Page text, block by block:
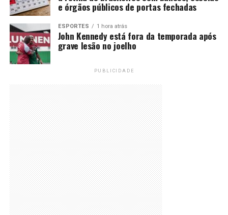
e órgãos públicos de portas fechadas
ESPORTES 1 hora atrás
John Kennedy está fora da temporada após
grave lesão no joelho
PUBLICIDADE